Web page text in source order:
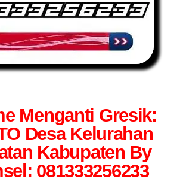
Menganti Gresik:
Desa Kelurahan
Kabupaten By
081333256233